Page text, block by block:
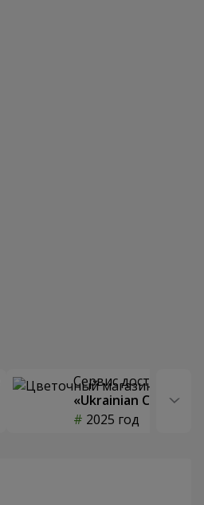
Сервис доставки
«Ukrainian Choice»
2025 год